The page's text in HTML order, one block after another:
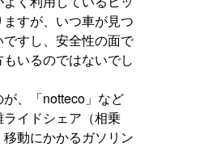
すが、いつ車が見つ
すし、安全性の面で
いるのではないでし
、「notteco」など
イドシェア（相乗
動にかかるガソリン